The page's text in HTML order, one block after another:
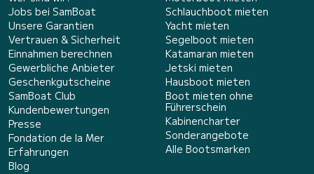
Jobs bei SamBoat
Unsere Garantien
Vertrauen & Sicherheit
Einnahmen berechnen
Gewerbliche Anbieter
Geschenkgutscheine
SamBoat Club
Kundenbewertungen
Presse
Fondation de la Mer
Erfahrungen
Blog
Schlauchboot mieten
Yacht mieten
Segelboot mieten
Katamaran mieten
Jetski mieten
Hausboot mieten
Boot mieten ohne
Führerschein
Kabinencharter
Sonderangebote
Alle Bootsmarken